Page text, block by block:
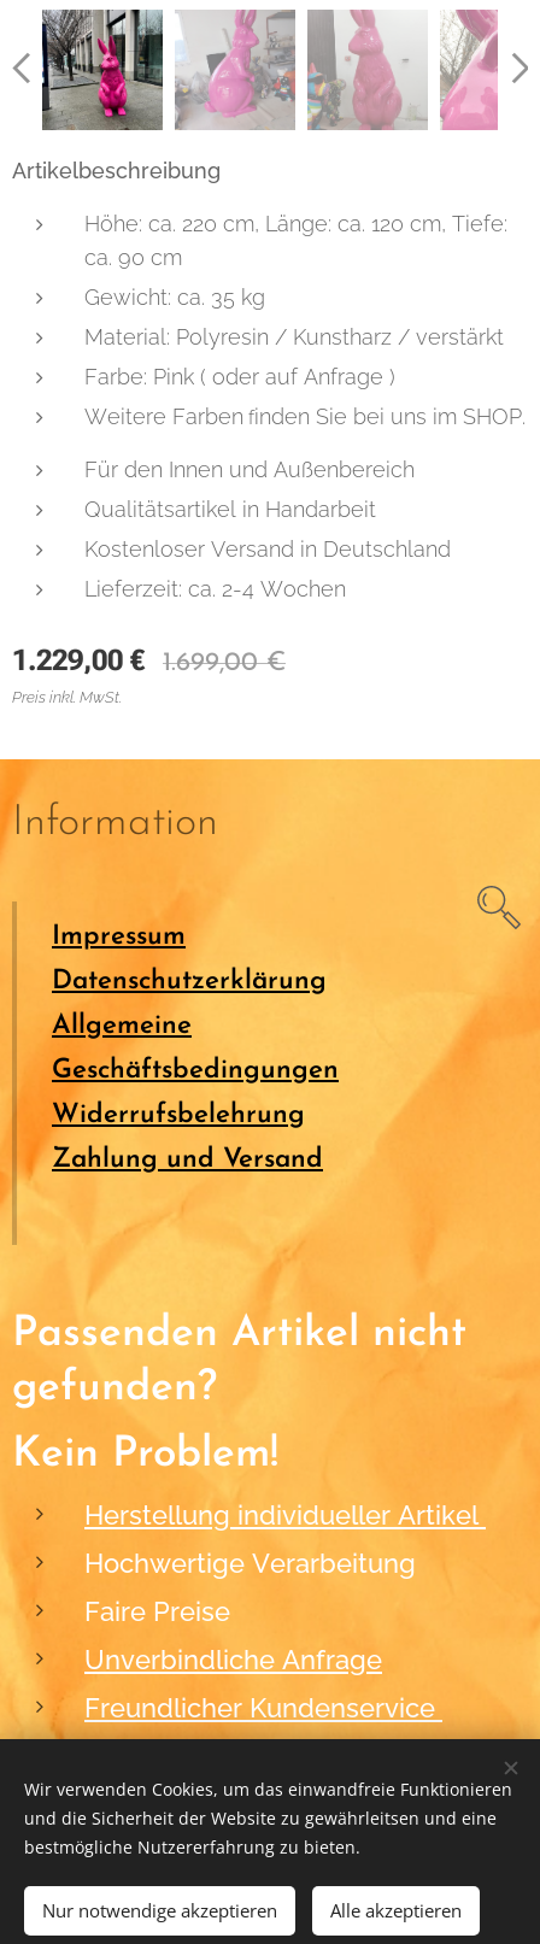
Artikelbeschreibung
Höhe: ca. 220 cm, Länge: ca. 120 cm, Tiefe:
ca. 90 cm
Gewicht: ca. 35 kg
Material: Polyresin / Kunstharz / verstärkt
Farbe: Pink ( oder auf Anfrage )
Weitere Farben finden Sie bei uns im SHOP.
Für den Innen und Außenbereich
Qualitätsartikel in Handarbeit
Kostenloser Versand in Deutschland
Lieferzeit: ca. 2-4 Wochen
1.229,00 € 1.699,00€
Preis inkl. MwSt.
ZUM WARENKORB HINZUFÜGEN
Information
Impressum
Datenschutzerklärung
Allgemeine
Geschäftsbedingungen
Widerrufsbelehrung
Zahlung und Versand
Passenden Artikel nicht
gefunden?
Kein Problem!
Herstellung individueller Artikel
Hochwertige Verarbeitung
Faire Preise
Unverbindliche Anfrage
Freundlicher Kundenservice
2012-2026BLACKFORM Cookies
Wir verwenden Cookies, um das einwandfreie Funktionieren
und die Sicherheit der Website zu gewährleitsen und eine
bestmögliche Nutzererfahrung zu bieten.
Nur notwendige akzeptieren Alle akzeptieren